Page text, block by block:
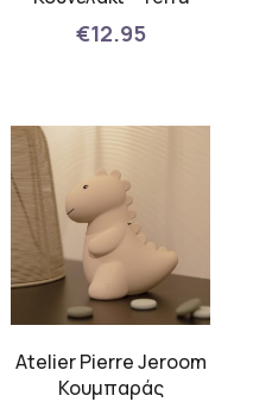
€12.95
Atelier Pierre Jeroom
Κουμπαράς